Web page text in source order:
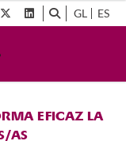
GL ES
EFICAZ LA
AS